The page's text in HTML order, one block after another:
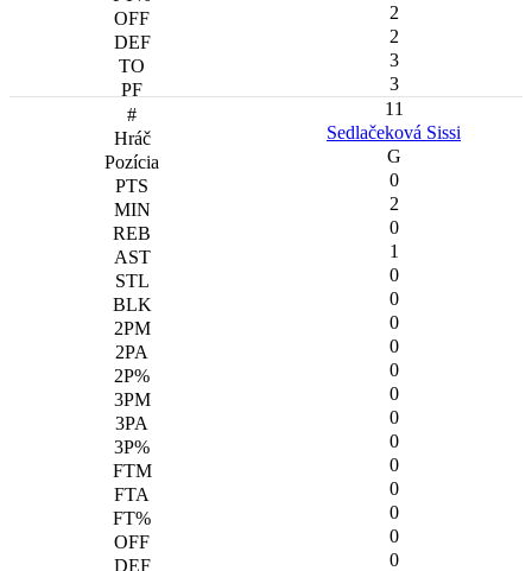
2
2
3
3
11
Sedlačeková Sissi
G
0
2
0
1
0
0
0
0
0
0
0
0
0
0
0
0
0